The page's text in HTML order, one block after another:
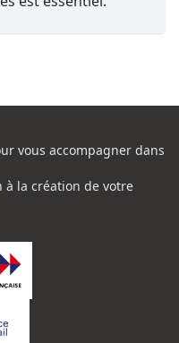
vous accompagner dans
la création de votre